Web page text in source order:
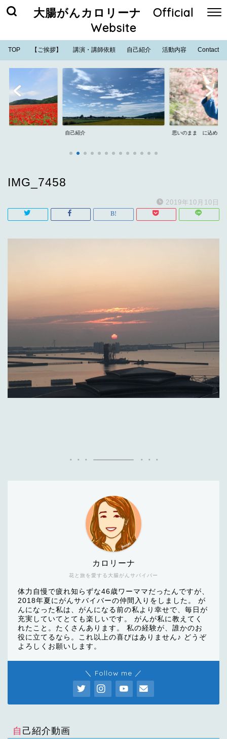
大腸がんカロリーナ Official
Website
TOP 【ご挨拶】 講演・講師依頼 自己紹介 活動内容 Contact
自己紹介 思いのまま に込めた
IMG_7458
2019年10月10日
花と旅を愛する大腸がんサバイバー
カロリーナ
体力自慢で疲れ知らずな46歳ワーママだったんですが、
2018年夏にがんサバイバーの仲間入りをしました。 が
んになった私は、がんになる前の私より幸せで、毎日が
充実していてとても楽しいです。 がんが私に教えてく
れたこと。たくさんあります。 私の経験が、誰かのお
役に立てるなら。これ以上の喜びはありません♪ どうぞ
よろしくお願いします。
＼ Follow me ／
自己紹介動画